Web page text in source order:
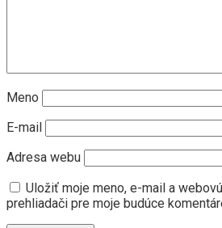
Meno
E-mail
Adresa webu
Uložiť moje meno, e-mail a
prehliadači pre moje budúce